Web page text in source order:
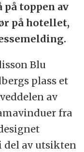
på toppen av
på hotellet,
Blu
plass et
av
fra
del av utsikten